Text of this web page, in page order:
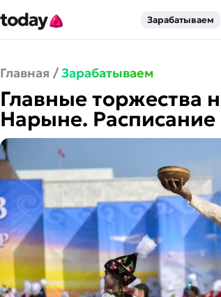
Зарабатываем
Главная /Зарабатываем
Главные торжества
Нарыне.